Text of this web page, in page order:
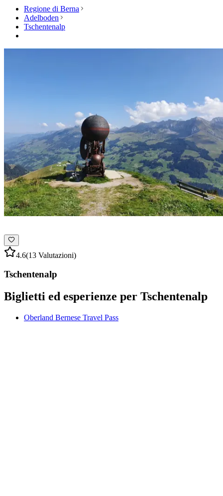
Regione di Berna
Adelboden
Tschentenalp
4.6(13 Valutazioni)
Tschentenalp
Biglietti ed esperienze per Tschentenalp
Oberland Bernese Travel Pass